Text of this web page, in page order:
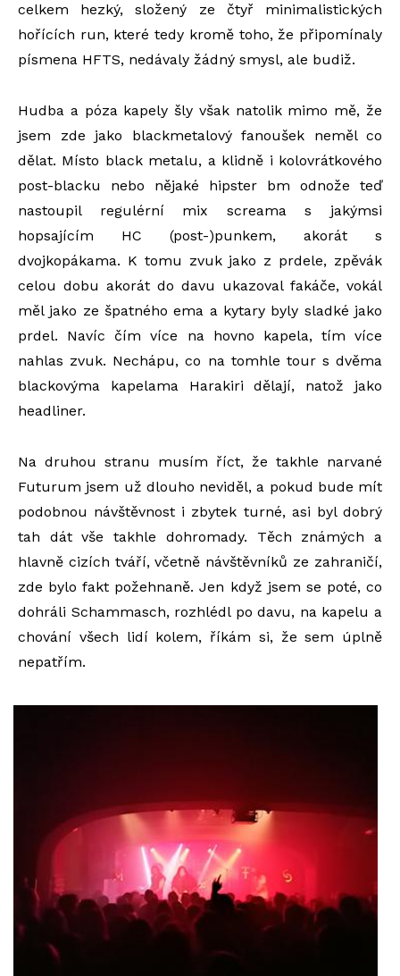
celkem hezký, složený ze čtyř minimalistických
hořících run, které tedy kromě toho, že připomínaly
písmena HFTS, nedávaly žádný smysl, ale budiž.
Hudba a póza kapely šly však natolik mimo mě, že
jsem zde jako blackmetalový fanoušek neměl co
dělat. Místo black metalu, a klidně i kolovrátkového
post-blacku nebo nějaké hipster bm odnože teď
nastoupil regulérní mix screama s jakýmsi
hopsajícím HC (post-)punkem, akorát s
dvojkopákama. K tomu zvuk jako z prdele, zpěvák
celou dobu akorát do davu ukazoval fakáče, vokál
měl jako ze špatného ema a kytary byly sladké jako
prdel. Navíc čím více na hovno kapela, tím více
nahlas zvuk. Nechápu, co na tomhle tour s dvěma
blackovýma kapelama Harakiri dělají, natož jako
headliner.
Na druhou stranu musím říct, že takhle narvané
Futurum jsem už dlouho neviděl, a pokud bude mít
podobnou návštěvnost i zbytek turné, asi byl dobrý
tah dát vše takhle dohromady. Těch známých a
hlavně cizích tváří, včetně návštěvníků ze zahraničí,
zde bylo fakt požehnaně. Jen když jsem se poté, co
dohráli Schammasch, rozhlédl po davu, na kapelu a
chování všech lidí kolem, říkám si, že sem úplně
nepatřím.